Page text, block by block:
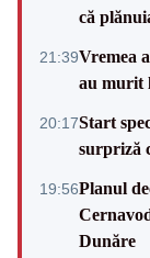
că
21:39Vremea
au murit
20:17Start
surpriză
19:56Planul
Dunăre